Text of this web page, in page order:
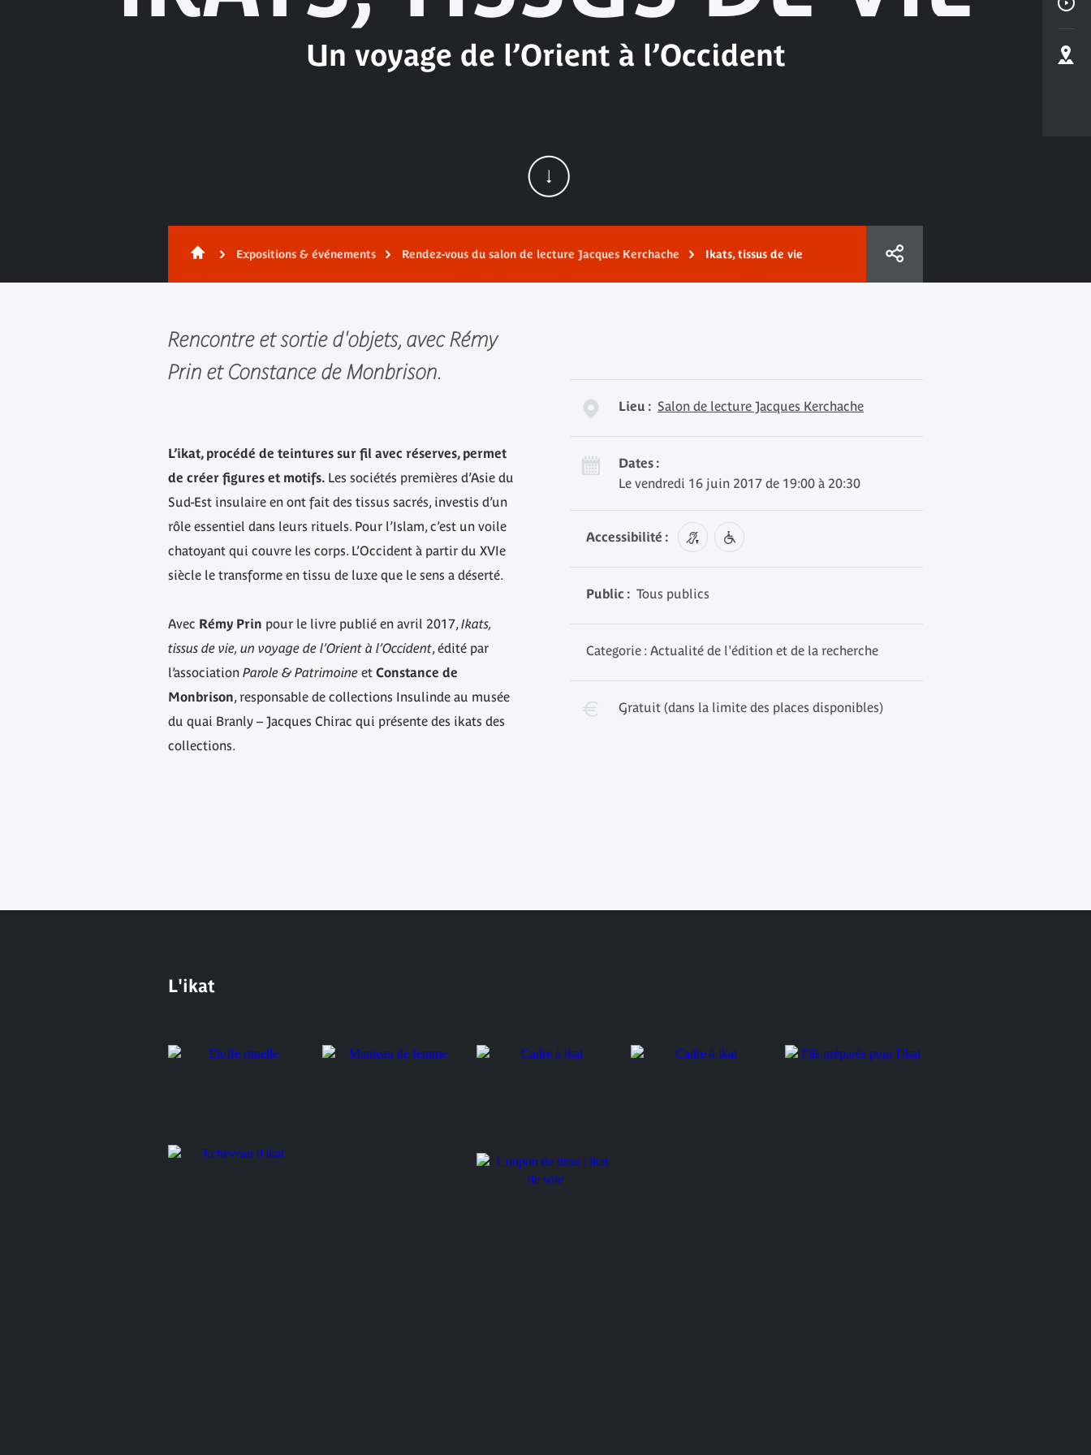
Un voyage de l’Orient à l’Occident
Expositions & événements Rendez-vous du salon de lecture Jacques Kerchache Ikats, tissus de vie
Rencontre et sortie d'objets, avec Rémy
Prin et Constance de Monbrison.
L’ikat, procédé de teintures sur fil avec réserves, permet
de créer figures et motifs. Les sociétés premières d’Asie du
Sud-Est insulaire en ont fait des tissus sacrés, investis d’un
rôle essentiel dans leurs rituels. Pour l’Islam, c’est un voile
chatoyant qui couvre les corps. L’Occident à partir du XVIe
siècle le transforme en tissu de luxe que le sens a déserté.
Avec Rémy Prin pour le livre publié en avril 2017,Ikats,
tissus de vie, un voyage de l’Orient à l’Occident, édité par
l’association Parole & Patrimoine et Constance de
Monbrison, responsable de collections Insulinde au musée
du quai Branly – Jacques Chirac qui présente des ikats des
collections.
Lieu : Salon de lecture Jacques Kerchache
Dates :
Le vendredi 16 juin 2017 de 19:00 à 20:30
Accessibilité :
Public : Tous publics
Categorie : Actualité de l'édition et de la recherche
Gratuit (dans la limite des places disponibles)
L'ikat
Etoffe rituelle
Cadre à ikat